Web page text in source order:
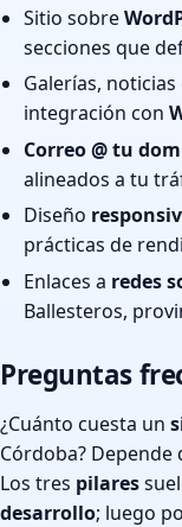
Sitio sobre
secciones que
Galerías,
integración con
Correo @ tu
alineados a tu
Diseño
prácticas de
Enlaces a redes
Ballesteros,
Preguntas
¿Cuánto cuesta un
Córdoba?
Los tres pilares
desarrollo; luego